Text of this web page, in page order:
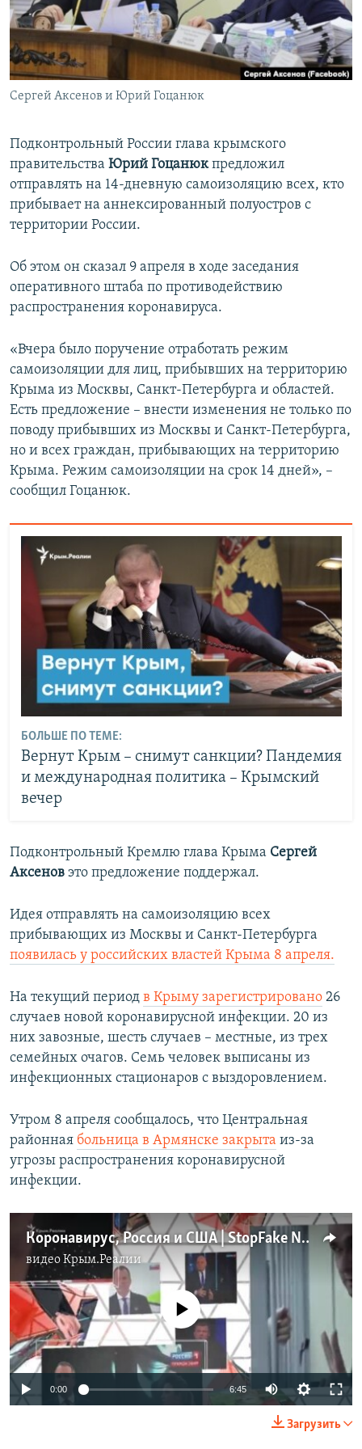
ПОБЕДИТЕЛЕЙ НЕ СУДЯТ?
КРЫМ.НЕПОКОРЕННЫЙ
ELIFBE
УКРАИНСКАЯ ПРОБЛЕМА КРЫМА
ПРИСОЕДИНЯЙТЕСЬ!
Сергей Аксенов и Юрий Гоцанюк
Подконтрольный России глава крымского
правительства Юрий Гоцанюкпредложил
отправлять на 14-дневную самоизоляцию всех, кто
прибывает на аннексированный полуостров с
территории России.
Об этом он сказал 9 апреля в ходе заседания
оперативного штаба по противодействию
распространения коронавируса.
«Вчера было поручение отработать режим
самоизоляции для лиц, прибывших на территорию
Крыма из Москвы, Санкт-Петербурга и областей.
Есть предложение – внести изменения не только по
поводу прибывших из Москвы и Санкт-Петербурга,
но и всех граждан, прибывающих на территорию
Крыма. Режим самоизоляции на срок 14 дней», –
сообщил Гоцанюк.
БОЛЬШЕ ПО ТЕМЕ:
Вернут Крым – снимут санкции? Пандемия
и международная политика – Крымский
вечер
Подконтрольный Кремлю глава Крыма Сергей
Аксенов это предложение поддержал.
Идея отправлять на самоизоляцию всех
прибывающих из Москвы и Санкт-Петербурга
появилась у российских властей Крыма 8 апреля.
На текущий период в Крыму зарегистрировано 26
случаев новой коронавирусной инфекции. 20 из
них завозные, шесть случаев – местные, из трех
семейных очагов. Семь человек выписаны из
инфекционных стационаров с выздоровлением.
Утром 8 апреля сообщалось, что Центральная
районная больница в Армянске закрыта из-за
угрозы распространения коронавирусной
инфекции.
Коронавирус, Россия и США | StopFake News (видео)
видеоКрым.Реалии
No media source currently available
0:00 6:45
270p
Загрузить